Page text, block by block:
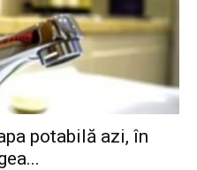
potabilă azi, în